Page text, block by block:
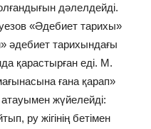
дәлелдейді.
«Әдебиет тарихы»
әдебиет тарихындағы
қарастырған еді. М.
ғана қарап»
жүйелейді:
ру жігінің бетімен